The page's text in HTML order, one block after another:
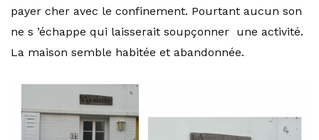
payer cher avec le confinement. Pourtant aucun son
ne s ’échappe qui laisserait soupçonner une activité.
La maison semble habitée et abandonnée.